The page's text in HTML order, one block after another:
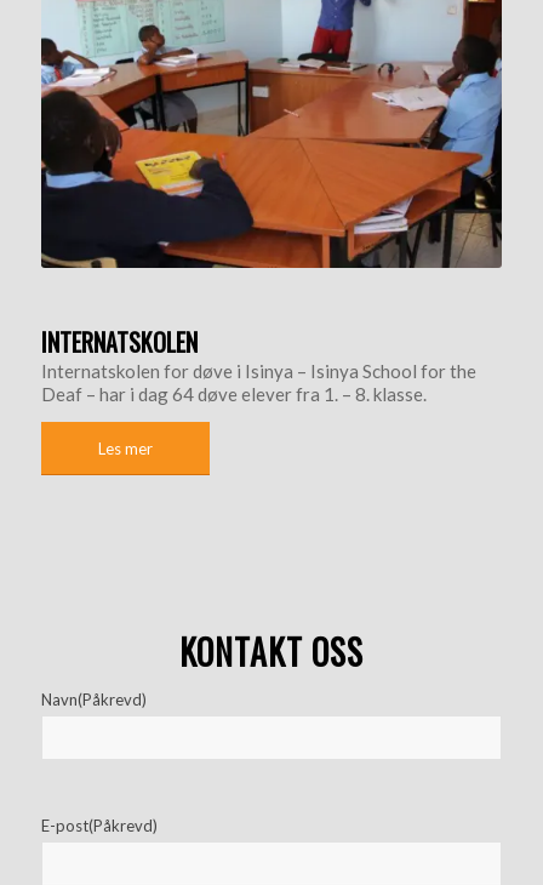
INTERNATSKOLEN
Internatskolen for døve i Isinya – Isinya School for the
Deaf – har i dag 64 døve elever fra 1. – 8. klasse.
Les mer
KONTAKT OSS
Navn(Påkrevd)
E-post(Påkrevd)